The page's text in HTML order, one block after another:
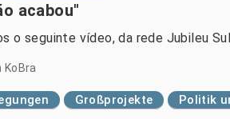
acabou"
o seguinte vídeo, da rede Jubileu
KoBra
Großprojekte Politik